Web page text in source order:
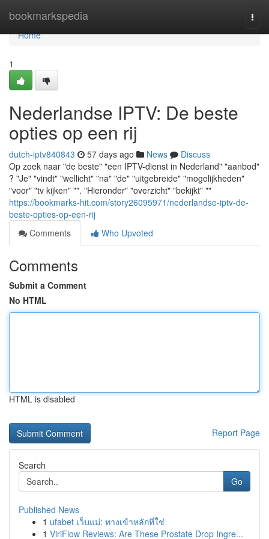
bookmarkspedia
Home
Home
1
Nederlandse IPTV: De beste
opties op een rij
dutch-iptv840843 57 days ago News
Discuss
Op zoek naar "de beste" "een IPTV-dienst in Nederland" "aanbod"
? "Je" "vindt" "wellicht" "na" "de" "uitgebreide" "mogelijkheden"
"voor" "tv kijken" "". "Hieronder" "overzicht" "bekijkt" ""
https://bookmarks-hit.com/story26095971/nederlandse-iptv-de-
beste-opties-op-een-rij
Comments
Who Upvoted
Comments
Submit a Comment
No HTML
HTML is disabled
Report Page
Search
Go
Published News
1 ufabet เว็บแม่: ทางเข้าหลักที่ใช่
1 ViriFlow Reviews: Are These Prostate Drop Ingre...